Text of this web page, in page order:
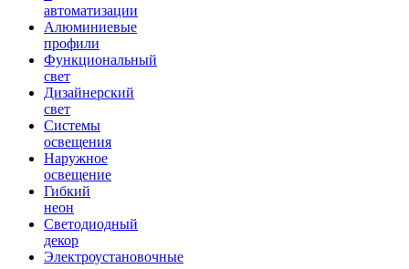
автоматизации
Алюминиевые
профили
Функциональный
свет
Дизайнерский
свет
Системы
освещения
Наружное
освещение
Гибкий
неон
Светодиодный
декор
Электроустановочные